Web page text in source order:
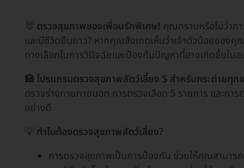
🐰 ตรวจสุขภาพของเพื่อนรักพิเศษ! คุณทราบหรือไม่ว่าก
และมีชีวิตยืนยาว? หากคุณสังเกตเห็นว่าเจ้าตัวน้อยของ
ทางเลือกในการวินิจฉัยและป้องกันปัญหาที่อาจเกิดขึ้นใน
🏥 โปรแกรมตรวจสุขภาพสัตว์เลี้ยง S สำหรับกระต่ายทุก
ตรวจร่างกายภายนอก การตรวจเลือด 5 รายการ และก
อย่างดี
💡 ทำไมต้องตรวจสุขภาพสัตว์เลี้ยง?
การตรวจสุขภาพเป็นการป้องกัน ช่วยให้คุณสามาร